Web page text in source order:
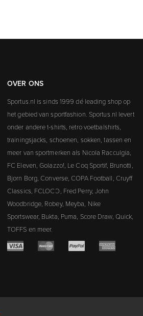
OVER ONS
Sportus.nl is sinds 1999 dé leading shop op
het gebied van sportfashion. Sportus.nl levert
onder andere t-shirts, retro voetbalshirts,
trainingsjacks, schoenen, sokken, tassen en
meer van sportmerken als Nicola Racculgia,
FC Eleven, Golazzo!, Le Coq Sportif, Brunotti,
Bjorn Borg, Converse, COPA Football, Cruyff
Classics, FCLOCO, Fred Perry, John
Woodbridge, Robey, Meyba, Nike
Sportswear, Bukta, Puma, Score Draw, Quick,
TOFFS en meer.